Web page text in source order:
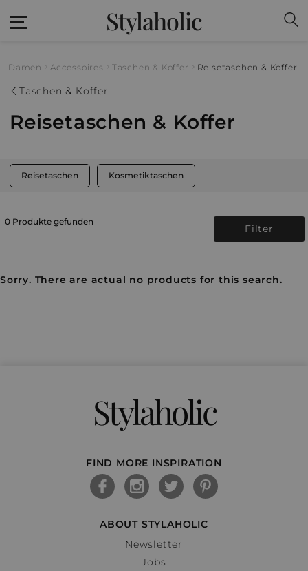
Stylaholic
Damen Accessoires Taschen & Koffer Reisetaschen & Koffer
Taschen & Koffer
Reisetaschen & Koffer
Reisetaschen Kosmetiktaschen
0 Produkte gefunden
Filter
Sorry. There are actual no products for this search.
Stylaholic
FIND MORE INSPIRATION
ABOUT STYLAHOLIC
Newsletter
Jobs